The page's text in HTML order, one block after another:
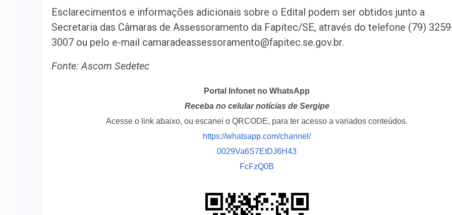
Esclarecimentos e informações adicionais sobre o Edital podem ser obtidos junto a
Secretaria das Câmaras de Assessoramento da Fapitec/SE, através do telefone (79)
3007 ou pelo e-mail camaradeassessoramento@fapitec.se.gov.br.
Fonte: Ascom Sedetec
Portal Infonet no WhatsApp
Receba no celular notícias de Sergipe
Acesse o link abaixo, ou escanei o QRCODE, para ter acesso a variados conteúdos.
https://whatsapp.com/channel/
0029Va6S7EtDJ6H43
FcFzQ0B